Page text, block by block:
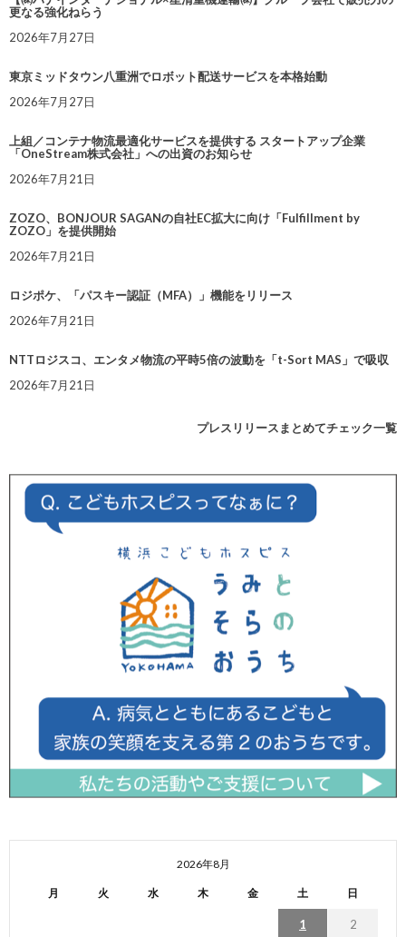
更なる強化ねらう
2026年7月27日
東京ミッドタウン八重洲でロボット配送サービスを本格始動
2026年7月27日
上組／コンテナ物流最適化サービスを提供する スタートアップ企業
「OneStream株式会社」への出資のお知らせ
2026年7月21日
ZOZO、BONJOUR SAGANの自社EC拡大に向け「Fulfillment by
ZOZO」を提供開始
2026年7月21日
ロジポケ、「パスキー認証（MFA）」機能をリリース
2026年7月21日
NTTロジスコ、エンタメ物流の平時5倍の波動を「t-Sort MAS」で吸収
2026年7月21日
プレスリリースまとめてチェック一覧
2026年8月
月 火 水 木 金 土 日
1 2